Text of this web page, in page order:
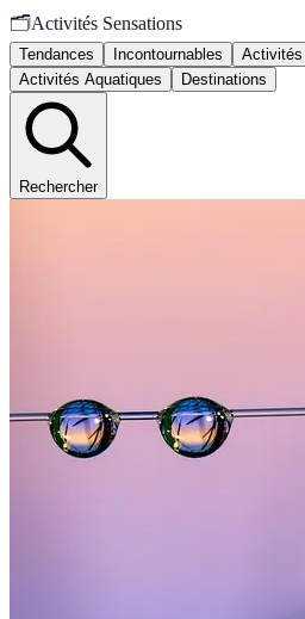
🗂️Activités Sensations
Tendances Incontournables
Activités
Activités Aquatiques
Destinations
Rechercher